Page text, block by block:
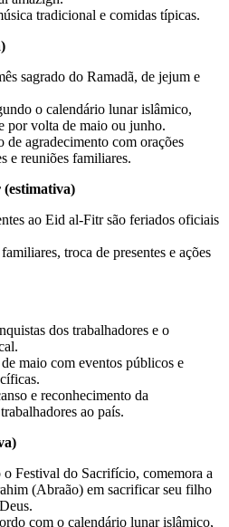
tradicional e comidas típicas.
sagrado do Ramadã, de jejum e
o calendário lunar islâmico,
por volta de maio ou junho.
de agradecimento com orações
e reuniões familiares.
ao Eid al-Fitr são feriados oficiais
troca de presentes e ações
dos trabalhadores e o
maio com eventos públicos e
e reconhecimento da
ao país.
Festival do Sacrifício, comemora a
(Abraão) em sacrificar seu filho
com o calendário lunar islâmico,